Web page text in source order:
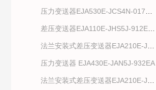
压力变送器 EJA430E-JAN5J-932EA